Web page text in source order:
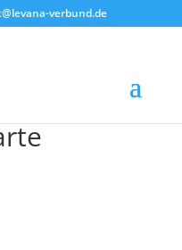
verbund.de